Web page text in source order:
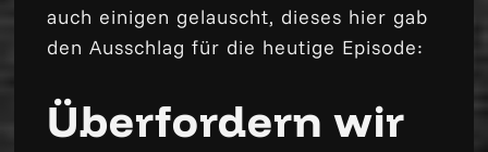
auch einigen gelauscht, dieses hier gab
den Ausschlag für die heutige Episode:
Überfordern wir